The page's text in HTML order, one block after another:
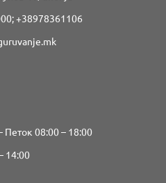
+38978361106
Петок 08:00 – 18:00
14:00